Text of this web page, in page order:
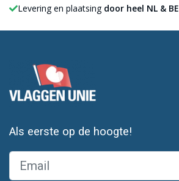
Levering en plaatsing door heel NL & BE
Als eerste op de hoogte!